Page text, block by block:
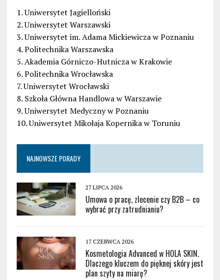
1. Uniwersytet Jagielloński
2. Uniwersytet Warszawski
3. Uniwersytet im. Adama Mickiewicza w Poznaniu
4. Politechnika Warszawska
5. Akademia Górniczo-Hutnicza w Krakowie
6. Politechnika Wrocławska
7. Uniwersytet Wrocławski
8. Szkoła Główna Handlowa w Warszawie
9. Uniwersytet Medyczny w Poznaniu
10. Uniwersytet Mikołaja Kopernika w Toruniu
NAJNOWSZE PORADY
27 LIPCA 2026
Umowa o pracę, zlecenie czy B2B – co
wybrać przy zatrudnianiu?
17 CZERWCA 2026
Kosmetologia Advanced w HOLA SKIN.
Dlaczego kluczem do pięknej skóry jest
plan szyty na miarę?